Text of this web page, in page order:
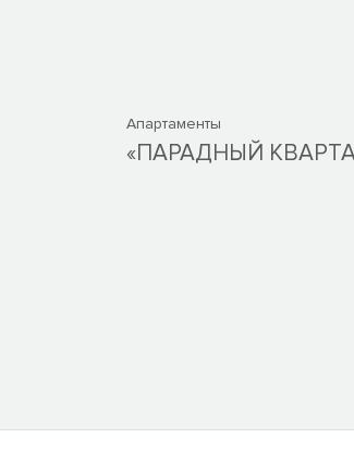
Апартаменты
«ПАРАДНЫЙ